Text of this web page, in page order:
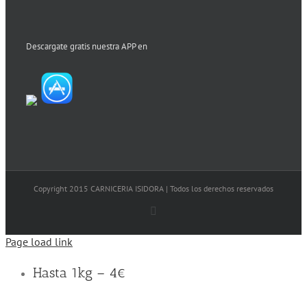
Descargate gratis nuestra APP en
Copyright 2015 CARNICERIA ISIDORA | Todos los derechos reservados
Page load link
Hasta 1kg – 4€